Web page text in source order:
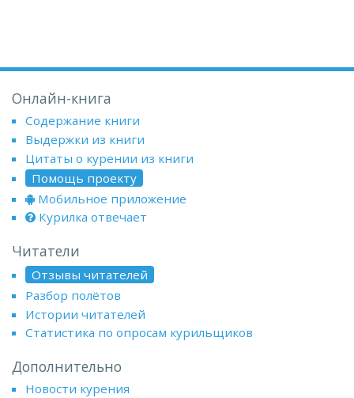
Онлайн-книга
Содержание книги
Выдержки из книги
Цитаты о курении из книги
Помощь проекту
Мобильное приложение
Курилка отвечает
Читатели
Отзывы читателей
Разбор полётов
Истории читателей
Статистика по опросам курильщиков
Дополнительно
Новости курения